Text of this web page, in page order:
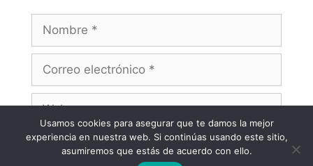
Usamos cookies para asegurar que te damos la mejor
experiencia en nuestra web. Si continúas usando este sitio,
asumiremos que estás de acuerdo con ello.